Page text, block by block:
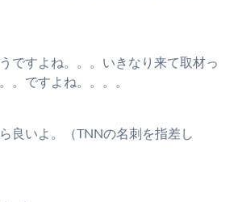
ですよね。。。いきなり来て取材っ
。ですよね。。。。
良いよ。（TNNの名刺を指差し